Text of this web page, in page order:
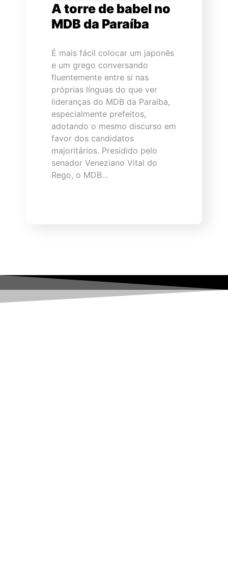
A torre de babel no
MDB da Paraíba
É mais fácil colocar um japonês
e um grego conversando
fluentemente entre si nas
próprias línguas do que ver
lideranças do MDB da Paraíba,
especialmente prefeitos,
adotando o mesmo discurso em
favor dos candidatos
majoritários. Presidido pelo
senador Veneziano Vital do
Rego, o MDB…